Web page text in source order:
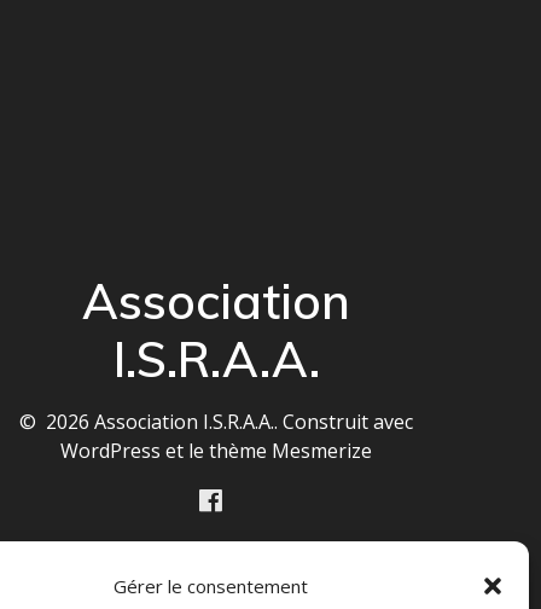
Gérer le consentement
Association
I.S.R.A.A.
© 2026 Association I.S.R.A.A.. Construit avec
WordPress et lethème Mesmerize